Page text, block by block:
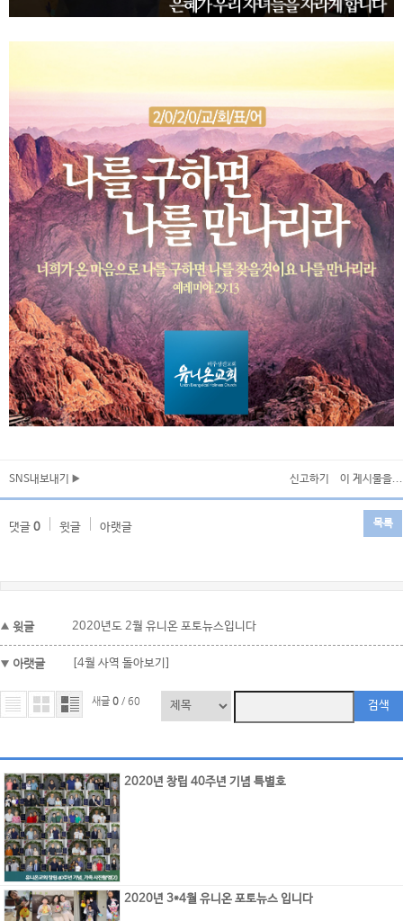
SNS내보내기 신고하기 이 게시물을...
댓글 0 윗글 아랫글 목록
윗글 2020년도 2월 유니온 포토뉴스입니다
아랫글 [4월 사역 돌아보기]
새글 0 / 60 검색
2020년 창립 40주년 기념 특별호
2020년 3*4월 유니온 포토뉴스 입니다